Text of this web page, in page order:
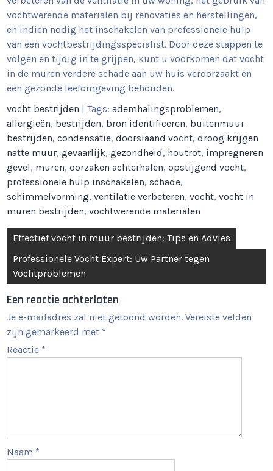
vochtwerende materialen bij renovaties en herstellingen,
en indien nodig het inschakelen van professionele hulp
van een vochtbestrijdingsspecialist. Door deze stappen te
volgen en tijdig in te grijpen, kunt u voorkomen dat vocht
in de muren verdere schade aan uw huis veroorzaakt en
een gezonde leefomgeving behouden.
vocht bestrijden | Tags:ademhalingsproblemen,
allergieën, bestrijden, bron identificeren, buitenmuur
bestrijden,condensatie,doorslaand vocht,droog krijgen
natte muur,gevaarlijk,gezondheid, houtrot, impregneren
gevel, muren,oorzaken achterhalen,opstijgend vocht,
professionele hulp inschakelen,schade,
schimmelvorming,ventilatie verbeteren,vocht,vocht in
muren bestrijden,vochtwerende materialen
Berichtnavigatie
Effectief vocht in muur bestrijden: Tips en Advies
Professionele Vocht Expert: Uw Partner tegen
Vochtproblemen
Een reactie achterlaten
Je e-mailadres zal niet getoond worden. Vereiste velden
zijn gemarkeerd met *
Reactie *
Naam *